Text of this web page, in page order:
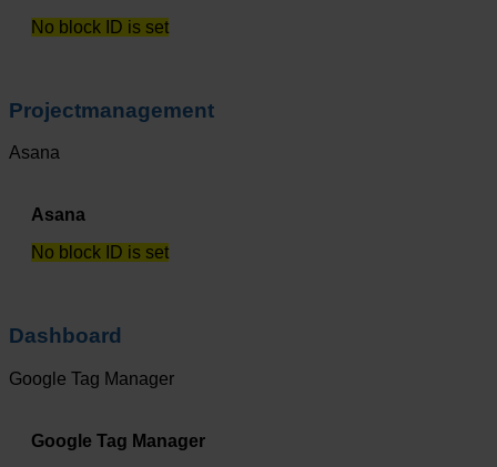
No block ID is set
Projectmanagement
Asana
Asana
No block ID is set
Dashboard
Google Tag Manager
Google Tag Manager